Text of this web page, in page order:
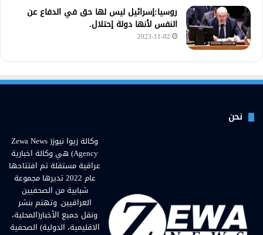
روسيا:إسرائيل ليس لها حق في الدفاع عن
النفس لأنها دولة إحتلال.
2023-11-02
نحن
وكالة زيوا نيوز( Zewa News
Agency) هي وكالة اخبارية
عراقية مستقلة تم افتتاحها
عام 2022 تديرها مجموعة
شبابية من الصحفيين
العراقيين. وتهتم بنشر
ونقل جميع الأخبار(المحلية،
الاقليمية، الدولية) الصحفية